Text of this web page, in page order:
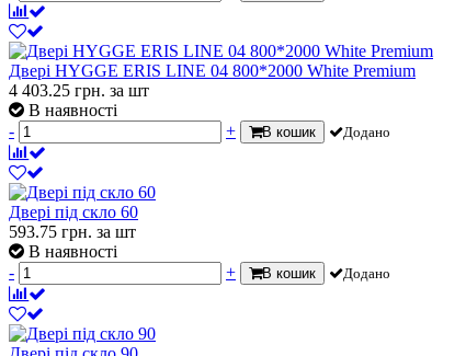
Двері HYGGE ERIS LINE 04 800*2000 White Premium
4 403.25 грн. за шт
В наявності
-
+ В кошик Додано
Двері під скло 60
593.75 грн. за шт
В наявності
-
+ В кошик Додано